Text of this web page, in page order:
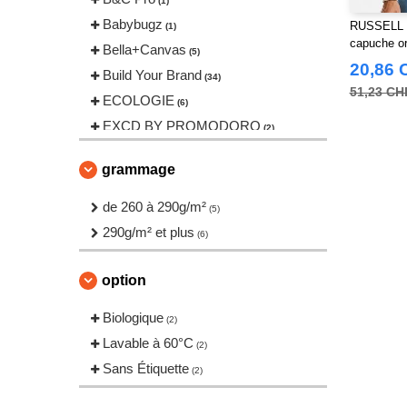
Babybugz (1)
Bella+Canvas (5)
Build Your Brand (34)
ECOLOGIE (6)
EXCD BY PROMODORO (2)
(2)
Fruit of the Loom
Gildan
JHK (10)
Jack&Jones (3)
Just Cool (3)
grammage
de 260 à 290g/m² (5)
290g/m² et plus (6)
option
Biologique (2)
Lavable à 60°C (2)
Sans Étiquette (2)
capuche
20,86
51,23